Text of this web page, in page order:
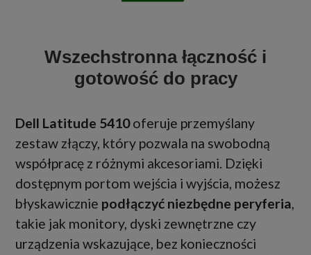
Wszechstronna łączność i
gotowość do pracy
Dell Latitude 5410oferuje przemyślany
zestaw złączy, który pozwala na swobodną
współpracę z różnymi akcesoriami. Dzięki
dostępnym portom wejścia i wyjścia, możesz
błyskawicznie podłączyć niezbędne peryferia,
takie jak monitory, dyski zewnętrzne czy
urządzenia wskazujące, bez konieczności